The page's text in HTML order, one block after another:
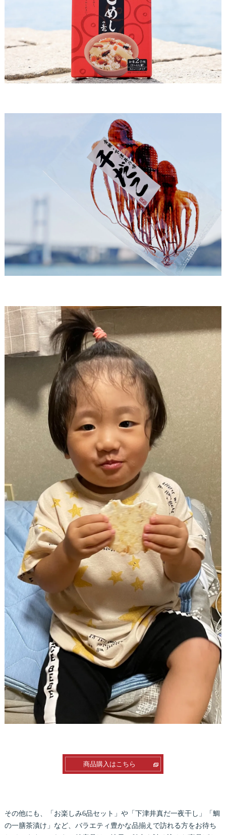
商品購入はこちら
その他にも、「お楽しみ6品セット」や「下津井真だ一夜干し」「鯛
の一膳茶漬け」など、バラエティ豊かな品揃えで訪れる方をお待ち